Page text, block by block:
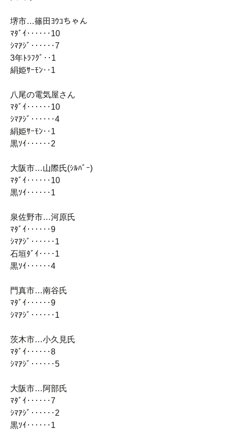
堺市…篠田ﾖｳｺちゃん
ﾏﾀﾞｲ‥‥‥10
ｼﾏｱｼﾞ‥‥‥7
3年ﾄﾗﾌｸﾞ‥1
絹姫ｻｰﾓﾝ‥1
八尾の電気屋さん
ﾏﾀﾞｲ‥‥‥10
ｼﾏｱｼﾞ‥‥‥4
絹姫ｻｰﾓﾝ‥1
黒ｿｲ‥‥‥2
大阪市…山際氏(ｼﾙﾊﾞｰ)
ﾏﾀﾞｲ‥‥‥10
黒ｿｲ‥‥‥1
泉佐野市…河原氏
ﾏﾀﾞｲ‥‥‥9
ｼﾏｱｼﾞ‥‥‥1
石垣ﾀﾞｲ‥‥1
黒ｿｲ‥‥‥4
門真市…南谷氏
ﾏﾀﾞｲ‥‥‥9
ｼﾏｱｼﾞ‥‥‥1
茨木市…小久見氏
ﾏﾀﾞｲ‥‥‥8
ｼﾏｱｼﾞ‥‥‥5
大阪市…阿部氏
ﾏﾀﾞｲ‥‥‥7
ｼﾏｱｼﾞ‥‥‥2
黒ｿｲ‥‥‥1